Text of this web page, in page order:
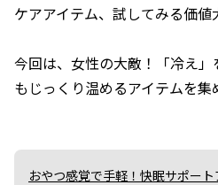
ケアアイテム、試してみる価値
今回は、女性の大敵！「冷え
もじっくり温めるアイテムを集
おやつ感覚で手軽！快眠サポー